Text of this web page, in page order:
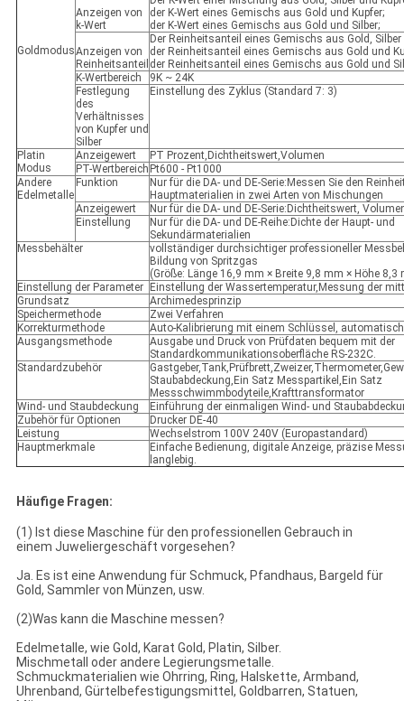
Goldmodus
Anzeigen von
k-Wert
der K-Wert eines Gemischs aus Gold und Kupfer;
der K-Wert eines Gemischs aus Gold und Silber;
Anzeigen von
Reinheitsanteil
Der Reinheitsanteil eines Gemischs aus Gold, Silber
der Reinheitsanteil eines Gemischs aus Gold und
der Reinheitsanteil eines Gemischs aus Gold und
K-Wertbereich
9K ~ 24K
Festlegung
des
Verhältnisses
von Kupfer und
Silber
Einstellung des Zyklus (Standard 7: 3)
Platin
Modus
Anzeigewert
PT Prozent,Dichtheitswert,Volumen
PT-Wertbereich Pt600 - Pt1000
Andere
Edelmetalle
Funktion
Nur für die DA- und DE-Serie:Messen Sie den
Hauptmaterialien in zwei Arten von Mischungen
Anzeigewert
Nur für die DA- und DE-Serie:Dichtheitswert,
Einstellung
Nur für die DA- und DE-Reihe:Dichte der Haupt- und
Sekundärmaterialien
Messbehälter
vollständiger durchsichtiger professioneller
Bildung von Spritzgas
(Größe: Länge 16,9 mm × Breite 9,8 mm × Höhe 8,3
Einstellung der Parameter
Einstellung der Wassertemperatur,Messung der
Grundsatz
Archimedesprinzip
Speichermethode
Zwei Verfahren
Korrekturmethode
Auto-Kalibrierung mit einem Schlüssel,
Ausgangsmethode
Ausgabe und Druck von Prüfdaten bequem mit der
Standardkommunikationsoberfläche RS-232C.
Standardzubehör
Staubabdeckung,Ein Satz Messpartikel,Ein Satz
Messschwimmbodyteile,Krafttransformator
Wind- und Staubdeckung
Einführung der einmaligen Wind- und
Zubehör für Optionen
Drucker DE-40
Leistung
Wechselstrom 100V 240V (Europastandard)
Hauptmerkmale
Einfache Bedienung, digitale Anzeige, präzise
langlebig.
Häufige Fragen:
(1) Ist diese Maschine für den professionellen Gebrauch in
einem Juweliergeschäft vorgesehen?
Ja. Es ist eine Anwendung für Schmuck, Pfandhaus, Bargeld für
Gold, Sammler von Münzen, usw.
(2)Was kann die Maschine messen?
Edelmetalle, wie Gold, Karat Gold, Platin, Silber.
Mischmetall oder andere Legierungsmetalle.
Schmuckmaterialien wie Ohrring, Ring, Halskette, Armband,
Uhrenband, Gürtelbefestigungsmittel, Goldbarren, Statuen,